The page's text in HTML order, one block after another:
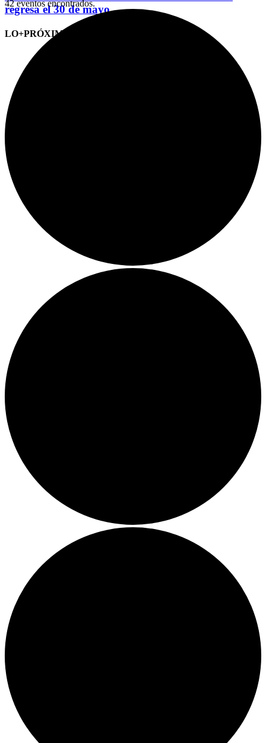
regresa el 30 de mayo
LO+PRÓXIMO (CITAS)
42 eventos encontrados.